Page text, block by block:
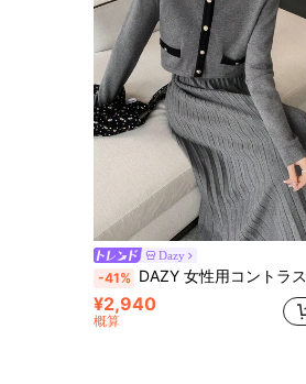
Dazy
-41% DAZY 女性用コントラストカラークルーネックカーディガン&スカート2点セット、秋
¥2,940
概算